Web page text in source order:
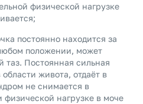
физической нагрузке
постоянно находится за
положении, может
таз. Постоянная сильная
живота, отдаёт в
не снимается в
нагрузке в моче